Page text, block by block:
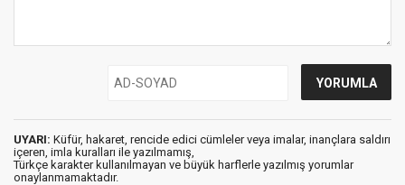
UYARI: Küfür, hakaret, rencide edici cümleler veya imalar, inançlara saldırı
içeren, imla kuralları ile yazılmamış,
Türkçe karakter kullanılmayan ve büyük harflerle yazılmış yorumlar
onaylanmamaktadır.